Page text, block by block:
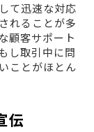
て迅速な対応
れることが多
顧客サポート
し取引中に問
ことがほとん
伝